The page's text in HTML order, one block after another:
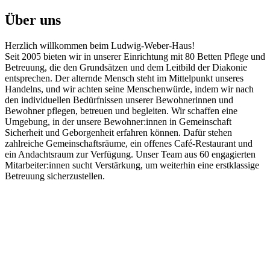
Über uns
Herzlich willkommen beim Ludwig-Weber-Haus!
Seit 2005 bieten wir in unserer Einrichtung mit 80 Betten Pflege und
Betreuung, die den Grundsätzen und dem Leitbild der Diakonie
entsprechen. Der alternde Mensch steht im Mittelpunkt unseres
Handelns, und wir achten seine Menschenwürde, indem wir nach
den individuellen Bedürfnissen unserer Bewohnerinnen und
Bewohner pflegen, betreuen und begleiten. Wir schaffen eine
Umgebung, in der unsere Bewohner:innen in Gemeinschaft
Sicherheit und Geborgenheit erfahren können. Dafür stehen
zahlreiche Gemeinschaftsräume, ein offenes Café-Restaurant und
ein Andachtsraum zur Verfügung. Unser Team aus 60 engagierten
Mitarbeiter:innen sucht Verstärkung, um weiterhin eine erstklassige
Betreuung sicherzustellen.